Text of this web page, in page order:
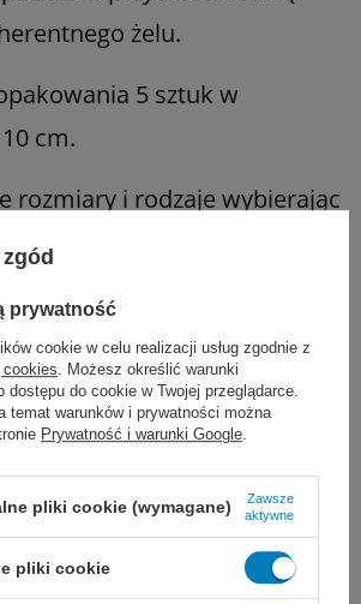
żelu.
5 sztuk w
cm.
rozmiary i rodzaje wybierając
Marka ConvaTec
REF 403326
Rozmiar
10 x 10 cm
na trudno gojące się rany
prywatność
cookie w celu realizacji usług zgodnie z
. Możesz określić warunki
dostępu do cookie w Twojej przeglądarce.
temat warunków i prywatności można
Prywatność i warunki Google
pliki cookie (wymagane)
Zawsze
aktywne
pliki cookie